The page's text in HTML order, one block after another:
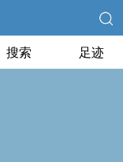
搜索 足迹